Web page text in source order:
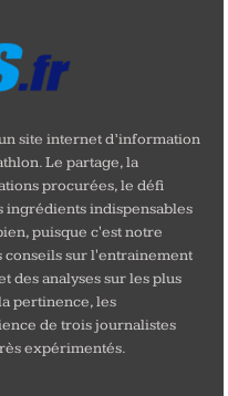
site internet d’information
Le partage, la
procurées, le défi
ingrédients indispensables
puisque c'est notre
conseils sur l'entrainement
des analyses sur les plus
pertinence, les
de trois journalistes
expérimentés.